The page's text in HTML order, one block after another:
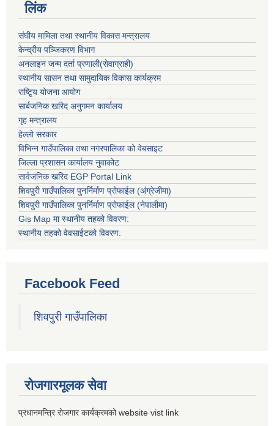
लिंक
संघीय मामिला तथा स्थानीय विकास मन्त्रालय
केन्द्रीय पञ्जिकरण विभाग
अनलाइन जन्म दर्ता प्रणाली(सेवाग्राही)
स्थानीय सासन तथा सामुदायिक विकास कार्यक्रम
राष्टि्ृय योजना आयोग
सार्बजनिक खरिद अनुगमन कार्यालय
गृह मन्त्रालय
हेल्लो सरकार
विभिन्न गाउँपालिका तथा नगरपालिका को वेबसाइट
जिल्ला प्रशासन कार्यालय नुवाकोट
सार्वजनिक खरिद EGP Portal Link
शिवपुरी गाउँपालिका पुनर्निर्माण प्रोफाईल (अंग्रेजीमा)
शिवपुरी गाउँपालिका पुनर्निर्माण प्रोफाईल (नेपालीमा)
Gis Map मा स्थानीय तहको विवरण:
स्थानीय तहको वेवसाईटको विवरण:
Facebook Feed
शिवपुरी गाउँपालिका
रोजगारमूलक सेवा
प्रधानमन्त्रि रोजगार कार्यक्रमको website vist link